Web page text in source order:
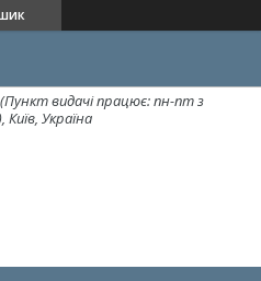
видачі працює: пн-пт з
Україна